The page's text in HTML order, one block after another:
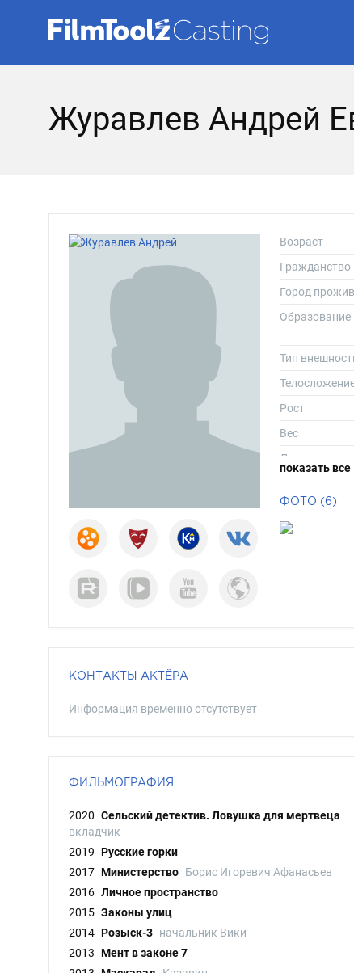
Журавлев Андрей
Возраст
Гражданство
Город
Образование
Тип
Рост
Вес
Длина волос
Цвет глаз
показать все
ФОТО (6)
КОНТАКТЫ АКТЁРА
Информация временно отсутствует
ФИЛЬМОГРАФИЯ
2020 Сельский детектив. Ловушка для мертвеца
вкладчик
2019 Русские горки
2017 Министерство Борис Игоревич Афанасьев
2016 Личное пространство
2015 Законы улиц
2014 Розыск-3 начальник Вики
2013 Мент в законе 7